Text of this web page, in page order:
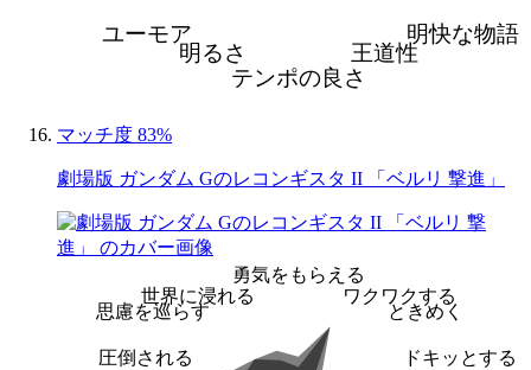
明快な物語
王道性
テンポの良さ
明るさ
ユーモア
マッチ度 83%
劇場版 ガンダム Gのレコンギスタ II 「ベルリ 撃進」
勇気をもらえる
ワクワクする
ときめく
ドキッとする
圧倒される
思慮を巡らす
世界に浸れる